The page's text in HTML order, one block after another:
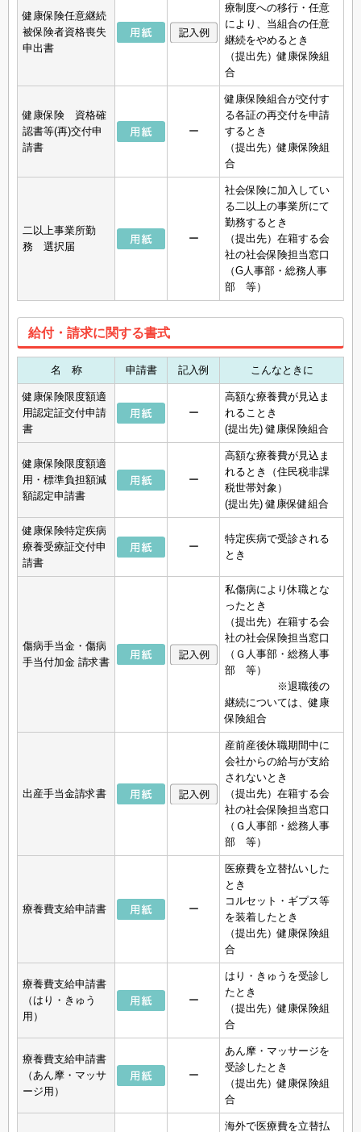
健康保険任意継続
被保険者資格喪失
申出書
療制度への移行・任意
により、当組合の任意
継続をやめるとき
（提出先）健康保険組
合
健康保険 資格確
認書等(再)交付申
請書
ー
健康保険組合が交付す
る各証の再交付を申請
するとき
（提出先）健康保険組
合
二以上事業所勤
務 選択届
ー
社会保険に加入してい
る二以上の事業所にて
勤務するとき
（提出先）在籍する会
社の社会保険担当窓口
（G人事部・総務人事
部 等）
給付・請求に関する書式
名 称 申請書 記入例 こんなときに
健康保険限度額適
用認定証交付申請
書
ー
高額な療養費が見込ま
れることき
(提出先) 健康保険組合
健康保険限度額適
用・標準負担額減
額認定申請書
ー
高額な療養費が見込ま
れるとき（住民税非課
税世帯対象）
(提出先) 健康保健組合
健康保険特定疾病
療養受療証交付申
請書
ー
特定疾病で受診される
とき
傷病手当金・傷病
手当付加金 請求書
私傷病により休職とな
ったとき
（提出先）在籍する会
社の社会保険担当窓口
（Ｇ人事部・総務人事
部 等）
※退職後の
継続については、健康
保険組合
出産手当金請求書
産前産後休職期間中に
会社からの給与が支給
されないとき
（提出先）在籍する会
社の社会保険担当窓口
（Ｇ人事部・総務人事
部 等）
療養費支給申請書 ー
医療費を立替払いした
とき
コルセット・ギプス等
を装着したとき
（提出先）健康保険組
合
療養費支給申請書
（はり・きゅう
用）
ー
はり・きゅうを受診し
たとき
（提出先）健康保険組
合
療養費支給申請書
（あん摩・マッサ
ージ用）
ー
あん摩・マッサージを
受診したとき
（提出先）健康保険組
合
海外で医療費を立替払